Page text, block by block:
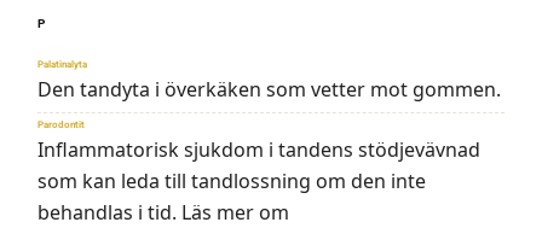
P
Palatinalyta
Den tandyta i överkäken som vetter mot gommen.
Parodontit
Inflammatorisk sjukdom i tandens stödjevävnad
som kan leda till tandlossning om den inte
behandlas i tid. Läs mer om